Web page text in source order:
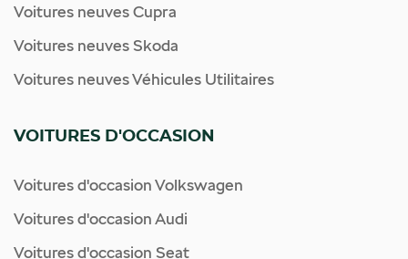
Voitures neuves Cupra
Voitures neuves Skoda
Voitures neuves Véhicules Utilitaires
VOITURES D'OCCASION
Voitures d'occasion Volkswagen
Voitures d'occasion Audi
Voitures d'occasion Seat